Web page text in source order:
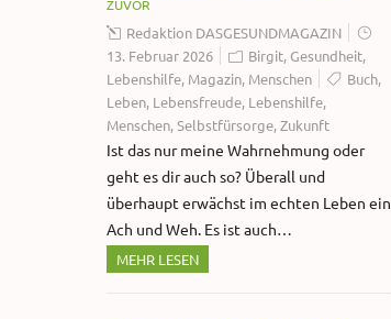
ZUVOR
Redaktion DASGESUNDMAGAZIN
13. Februar 2026
Birgit,Gesundheit,
Lebenshilfe, Magazin, Menschen Buch,
Leben, Lebensfreude, Lebenshilfe,
Menschen,Selbstfürsorge,Zukunft
Ist das nur meine Wahrnehmung oder
geht es dir auch so? Überall und
überhaupt erwächst im echten Leben ein
Ach und Weh. Es ist auch…
MEHR LESEN